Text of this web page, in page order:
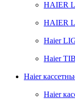
HAIER
HAIER
Haier
Haier
Haier
Haier